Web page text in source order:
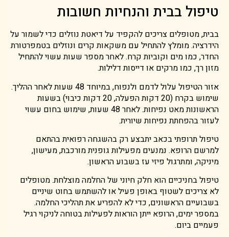
טיפול בבית והנחיות חשובות
בבית, מטופלים צריכים להקפיד על דיאטת נוזלים כדי לשמור על
הידרציה. מומלץ להתחיל עם משקאות קרים ונוזלים בטמפרטורת
החדר, כמו מים וקוביות קרח. לאחר מספר שעות עשוי להתחיל
מזון רך, כמו מרקים או דייסות דלילות.
אזור הטיפול עלול לדמם ולנפוח, במיוחד 48 שעות לאחר ההליך.
שימוש בקרח (20 דקות הפעלה, 20 דקות כיבוי) בשעות
הראשונות מאט נפיחות. לאחר 48 שעות, שימוש בחום עשוי
לעזור בהפחתת נפיחות שיורית.
טיפול תרופתי בכאב יתבצע רק בהשגחה רפואית בהתאם
למרשם הרופא. נמנעים מפעילות גופנית מורכבת, מעישון,
מיניקה, ומתרגול פיזי עז בשבוע הראשון.
טיפול בחניכיים הוא חלק חיוני של החלמה מוצלחת. מטופלים
לא צריכים לשטוף באופן פעיל או להשתמש בחוט שיניים
בשבועיים הראשונים, כדי לא להפריע את תהליכי החלמה.
במספר ימים, הרופא ייתן הוראות לפעילות בטוחה לניקוי רגיל
פעמיים ביום.